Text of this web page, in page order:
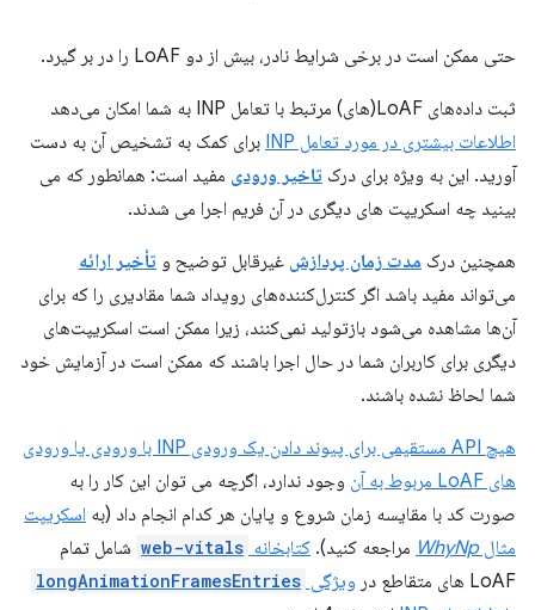
حتی ممکن است در برخی شرایط نادر، بیش از دو LoAF را در بر گیرد.
ثبت داده‌های LoAF(های) مرتبط با تعامل INP به شما امکان می‌دهد
اطلاعات بیشتری در مورد تعامل INP
برای کمک به تشخیص آن به دست
آورید. این به ویژه برای درک تاخیر ورودی مفید است: همانطور که می
بینید چه اسکریپت های دیگری در آن فریم اجرا می شدند.
همچنین درک مدت زمان پردازش غیرقابل توضیح و تأخیر ارائه
می‌تواند مفید باشد اگر کنترل‌کننده‌های رویداد شما مقادیری را که برای
آن‌ها مشاهده می‌شود بازتولید نمی‌کنند، زیرا ممکن است اسکریپت‌های
دیگری برای کاربران شما در حال اجرا باشند که ممکن است در آزمایش خود
شما لحاظ نشده باشند.
هیچ API مستقیمی برای پیوند دادن یک ورودی INP با ورودی یا ورودی
های LoAF مربوط به آن
وجود ندارد، اگرچه می توان این کار را به
صورت کد با مقایسه زمان شروع و پایان هر کدام انجام داد (به اسکریپت
مثالWhyNp مراجعه کنید). کتابخانه web-vitals شامل تمام
LoAF های متقاطع در
ویژگی longAnimationFramesEntries